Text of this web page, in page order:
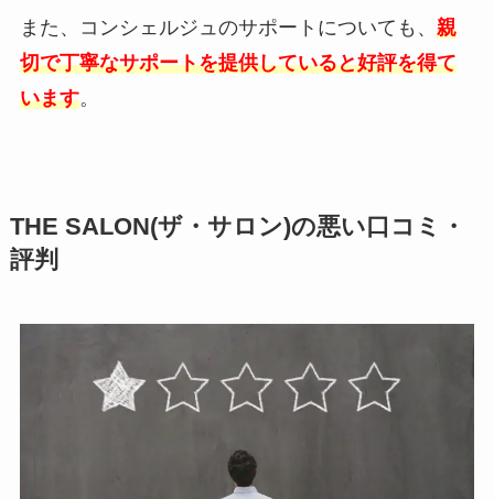
また、コンシェルジュのサポートについても、 親
切で丁寧なサポートを提供していると好評を得て
います。
THE SALON(ザ・サロン)の悪い口コミ・
評判